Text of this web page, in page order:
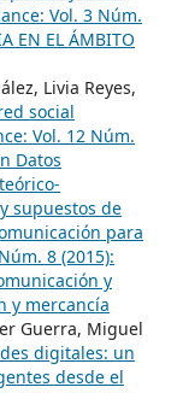
Vol. 3 Núm.
EN EL ÁMBITO
Livia Reyes,
social
Vol. 12 Núm.
Datos
supuestos de
para
8 (2015):
y
y mercancía
Guerra, Miguel
digitales: un
desde el